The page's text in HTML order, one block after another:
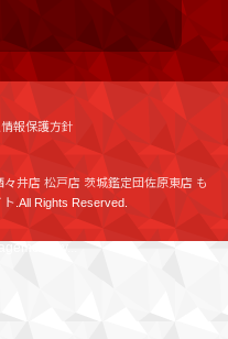
報保護方針
井店 松戸店 茨城鑑定団佐原東店 も
ト .All Rights Reserved.